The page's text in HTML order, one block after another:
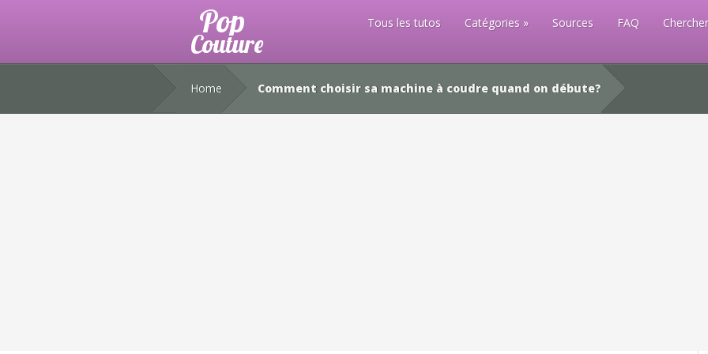
Tous les tutos Catégories Sources FAQ
Home Comment choisir sa machine à coudre quand on débute?